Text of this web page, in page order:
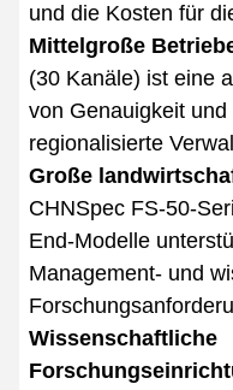
und die Kosten für
Mittelgroße
(30 Kanäle) ist eine
von Genauigkeit
regionalisierte
Große
CHNSpec FS-50-
End-Modelle
Management- und
Wissenschaftliche